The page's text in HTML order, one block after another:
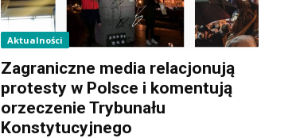
Aktualności
Zagraniczne media relacjonują
protesty w Polsce i komentują
orzeczenie Trybunału
Konstytucyjnego